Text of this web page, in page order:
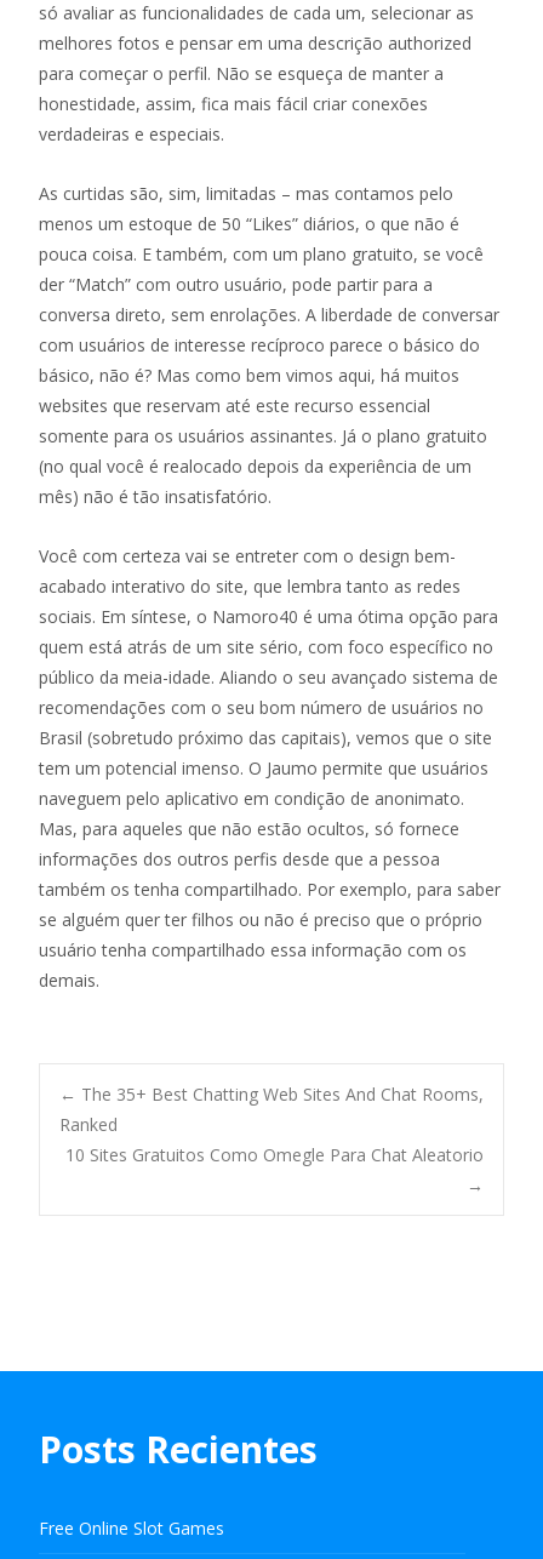
só avaliar as funcionalidades de cada um, selecionar as
melhores fotos e pensar em uma descrição authorized
para começar o perfil. Não se esqueça de manter a
honestidade, assim, fica mais fácil criar conexões
verdadeiras e especiais.
As curtidas são, sim, limitadas – mas contamos pelo
menos um estoque de 50 “Likes” diários, o que não é
pouca coisa. E também, com um plano gratuito, se você
der “Match” com outro usuário, pode partir para a
conversa direto, sem enrolações. A liberdade de conversar
com usuários de interesse recíproco parece o básico do
básico, não é? Mas como bem vimos aqui, há muitos
websites que reservam até este recurso essencial
somente para os usuários assinantes. Já o plano gratuito
(no qual você é realocado depois da experiência de um
mês) não é tão insatisfatório.
Você com certeza vai se entreter com o design bem-
acabado interativo do site, que lembra tanto as redes
sociais. Em síntese, o Namoro40 é uma ótima opção para
quem está atrás de um site sério, com foco específico no
público da meia-idade. Aliando o seu avançado sistema de
recomendações com o seu bom número de usuários no
Brasil (sobretudo próximo das capitais), vemos que o site
tem um potencial imenso. O Jaumo permite que usuários
naveguem pelo aplicativo em condição de anonimato.
Mas, para aqueles que não estão ocultos, só fornece
informações dos outros perfis desde que a pessoa
também os tenha compartilhado. Por exemplo, para saber
se alguém quer ter filhos ou não é preciso que o próprio
usuário tenha compartilhado essa informação com os
demais.
Navegación
← The 35+ Best Chatting Web Sites And Chat Rooms,
Ranked
10 Sites Gratuitos Como Omegle Para Chat Aleatorio
→
Posts Recientes
Free Online Slot Games